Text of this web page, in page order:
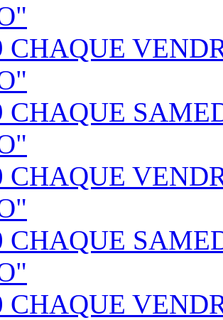
CHAQUE
CHAQUE
CHAQUE
CHAQUE
CHAQUE